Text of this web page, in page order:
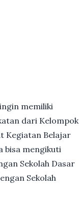
memiliki
dari Kelompok
Kegiatan Belajar
bisa mengikuti
Sekolah Dasar
Sekolah